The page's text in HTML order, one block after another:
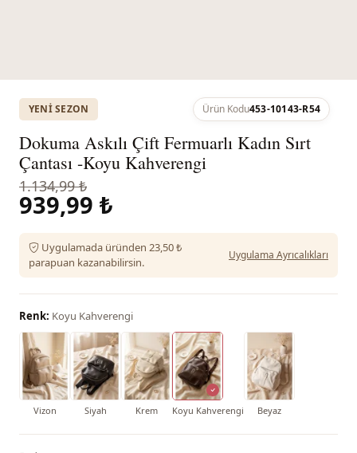
YENI SEZON Ürün Kodu453-10143-R54
Dokuma Askılı Çift Fermuarlı Kadın Sırt
Çantası -Koyu Kahverengi
1.134,99 ₺
939,99 ₺
Uygulamada üründen 23,50 ₺
parapuan kazanabilirsin.
Uygulama Ayrıcalıkları
Renk: Koyu Kahverengi
Vizon Siyah Krem Koyu Kahverengi Beyaz